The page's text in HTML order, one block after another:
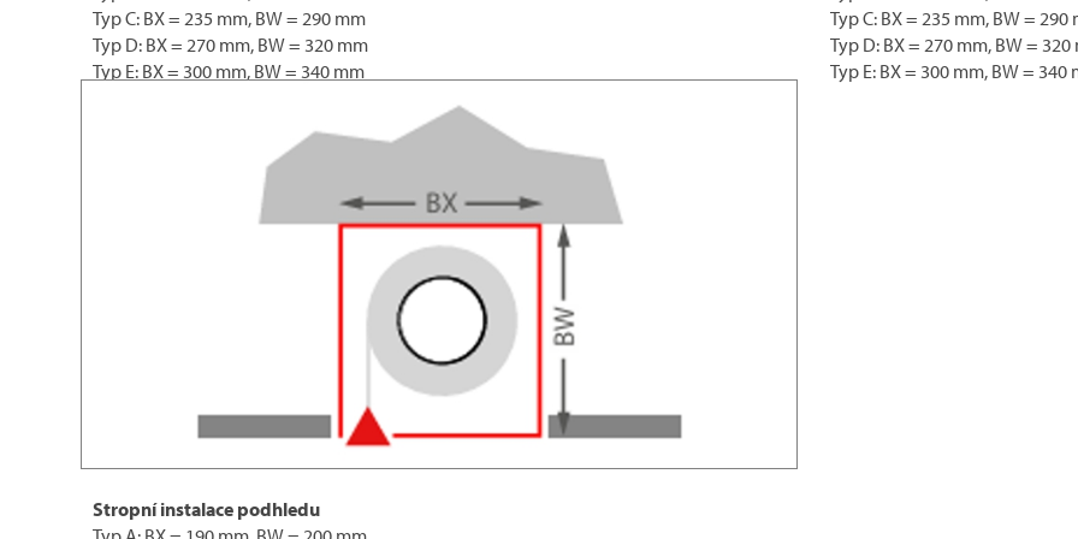
Typ C: BX = 235 mm, BW = 290 mm
Typ D: BX = 270 mm, BW = 320 mm
Typ E: BX = 300 mm, BW = 340 mm
Typ C: BX = 235 mm, BW = 290
Typ D: BX = 270 mm, BW = 320
Typ E: BX = 300 mm, BW = 340
Stropní instalace podhledu